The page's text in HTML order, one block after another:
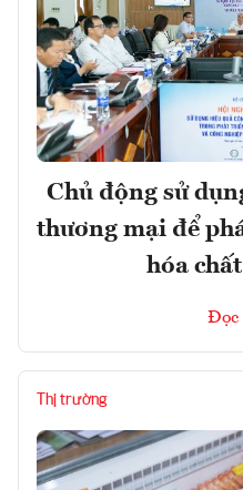
Chủ động sử
thương mại để
hóa
Đọc
Thị trường